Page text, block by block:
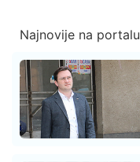
Najnovije na portalu